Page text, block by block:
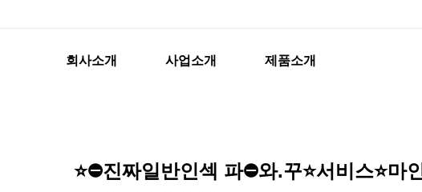
회사소개 사업소개 제품소개
⭐️⛔진짜일반인섹 파⛔와.꾸⭐️서비스⭐️